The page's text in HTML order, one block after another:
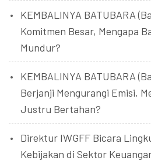
KEMBALINYA BATUBARA
Komitmen Besar, Mengapa
Mundur?
KEMBALINYA BATUBARA
Berjanji Mengurangi Emisi,
Justru Bertahan?
Direktur IWGFF Bicara
Kebijakan di Sektor